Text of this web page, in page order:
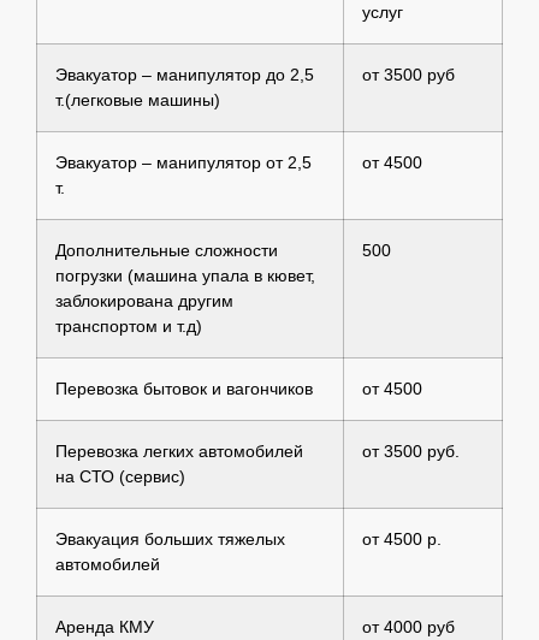
услуг
Эвакуатор – манипулятор до 2,5
т.(легковые машины)
от 3500 руб
Эвакуатор – манипулятор от 2,5
т.
от 4500
Дополнительные сложности
погрузки (машина упала в кювет,
заблокирована другим
транспортом и т.д)
500
Перевозка бытовок и вагончиков от 4500
Перевозка легких автомобилей
на СТО (сервис)
от 3500 руб.
Эвакуация больших тяжелых
автомобилей
от 4500 р.
Аренда КМУ
от 4000 руб